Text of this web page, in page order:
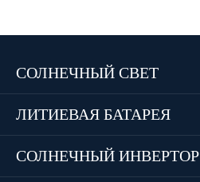
СОЛНЕЧНЫЙ СВЕТ
ЛИТИЕВАЯ БАТАРЕЯ
СОЛНЕЧНЫЙ ИНВЕРТОР